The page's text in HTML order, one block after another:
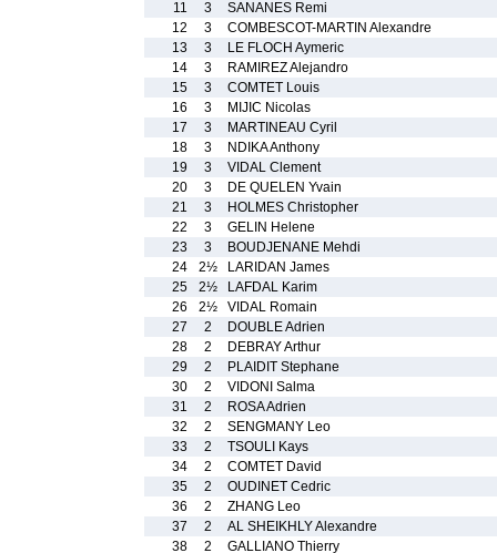
11
3
SANANES Remi
12
3
COMBESCOT-MARTIN Alexandre
13
3
LE FLOCH Aymeric
14
3
RAMIREZ Alejandro
15
3
COMTET Louis
16
3
MIJIC Nicolas
17
3
MARTINEAU Cyril
18
3
NDIKA Anthony
19
3
VIDAL Clement
20
3
DE QUELEN Yvain
21
3
HOLMES Christopher
22
3
GELIN Helene
23
3
BOUDJENANE Mehdi
24
2½
LARIDAN James
25
2½
LAFDAL Karim
26
2½
VIDAL Romain
27
2
DOUBLE Adrien
28
2
DEBRAY Arthur
29
2
PLAIDIT Stephane
30
2
VIDONI Salma
31
2
ROSA Adrien
32
2
SENGMANY Leo
33
2
TSOULI Kays
34
2
COMTET David
35
2
OUDINET Cedric
36
2
ZHANG Leo
37
2
AL SHEIKHLY Alexandre
38
2
GALLIANO Thierry